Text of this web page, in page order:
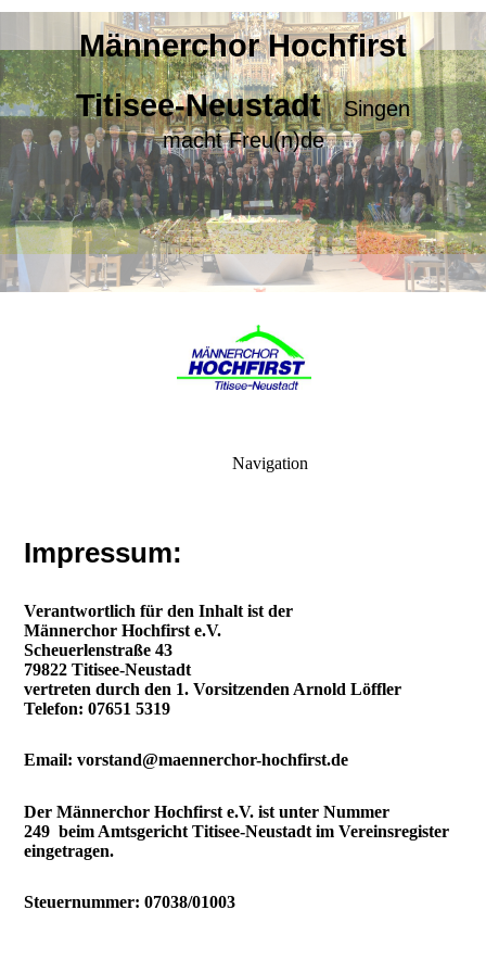
Männerchor Hochfirst
Titisee-Neustadt
Singen
macht Freu(n)de
Navigation
Impressum:
Verantwortlich für den Inhalt ist der
Männerchor Hochfirst e.V.
Scheuerlenstraße 43
79822 Titisee-Neustadt
vertreten durch den 1. Vorsitzenden Arnold Löffler
Telefon: 07651 5319
Email: vorstand@maennerchor-hochfirst.de
Der Männerchor Hochfirst e.V. ist unter Nummer
249 beim Amtsgericht Titisee-Neustadt im Vereinsregister
eingetragen.
Steuernummer: 07038/01003